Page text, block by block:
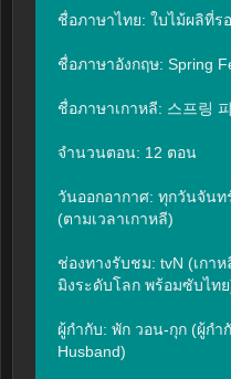
ชื่อภาษาไทย: ใบไม้ผลิที่ร
ชื่อภาษาอังกฤษ: Spring
ชื่อภาษาเกาหลี: 스프링
จำนวนตอน: 12 ตอน
วันออกอากาศ: ทุกวันจันท
(ตามเวลาเกาหลี)
ช่องทางรับชม: tvN (เกา
มิงระดับโลก พร้อมซับไท
ผู้กำกับ: พัก วอน-กุก (ผู้กำ
Husband)